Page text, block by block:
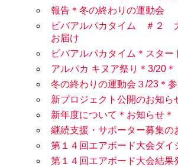
報告＊冬の終わりの運動会
ビバアルパカタイム ＃２
お届け
ビバアルパカタイム＊スター
アルパカ キヌア祭り＊3/20＊
冬の終わりの運動会３/23＊
新プロジェクト公開のお知ら
新年度について＊お知らせ＊
継続支援・サポーター募集の
第１４回エアボード大会ダイ
第１４回エアボード大会結果